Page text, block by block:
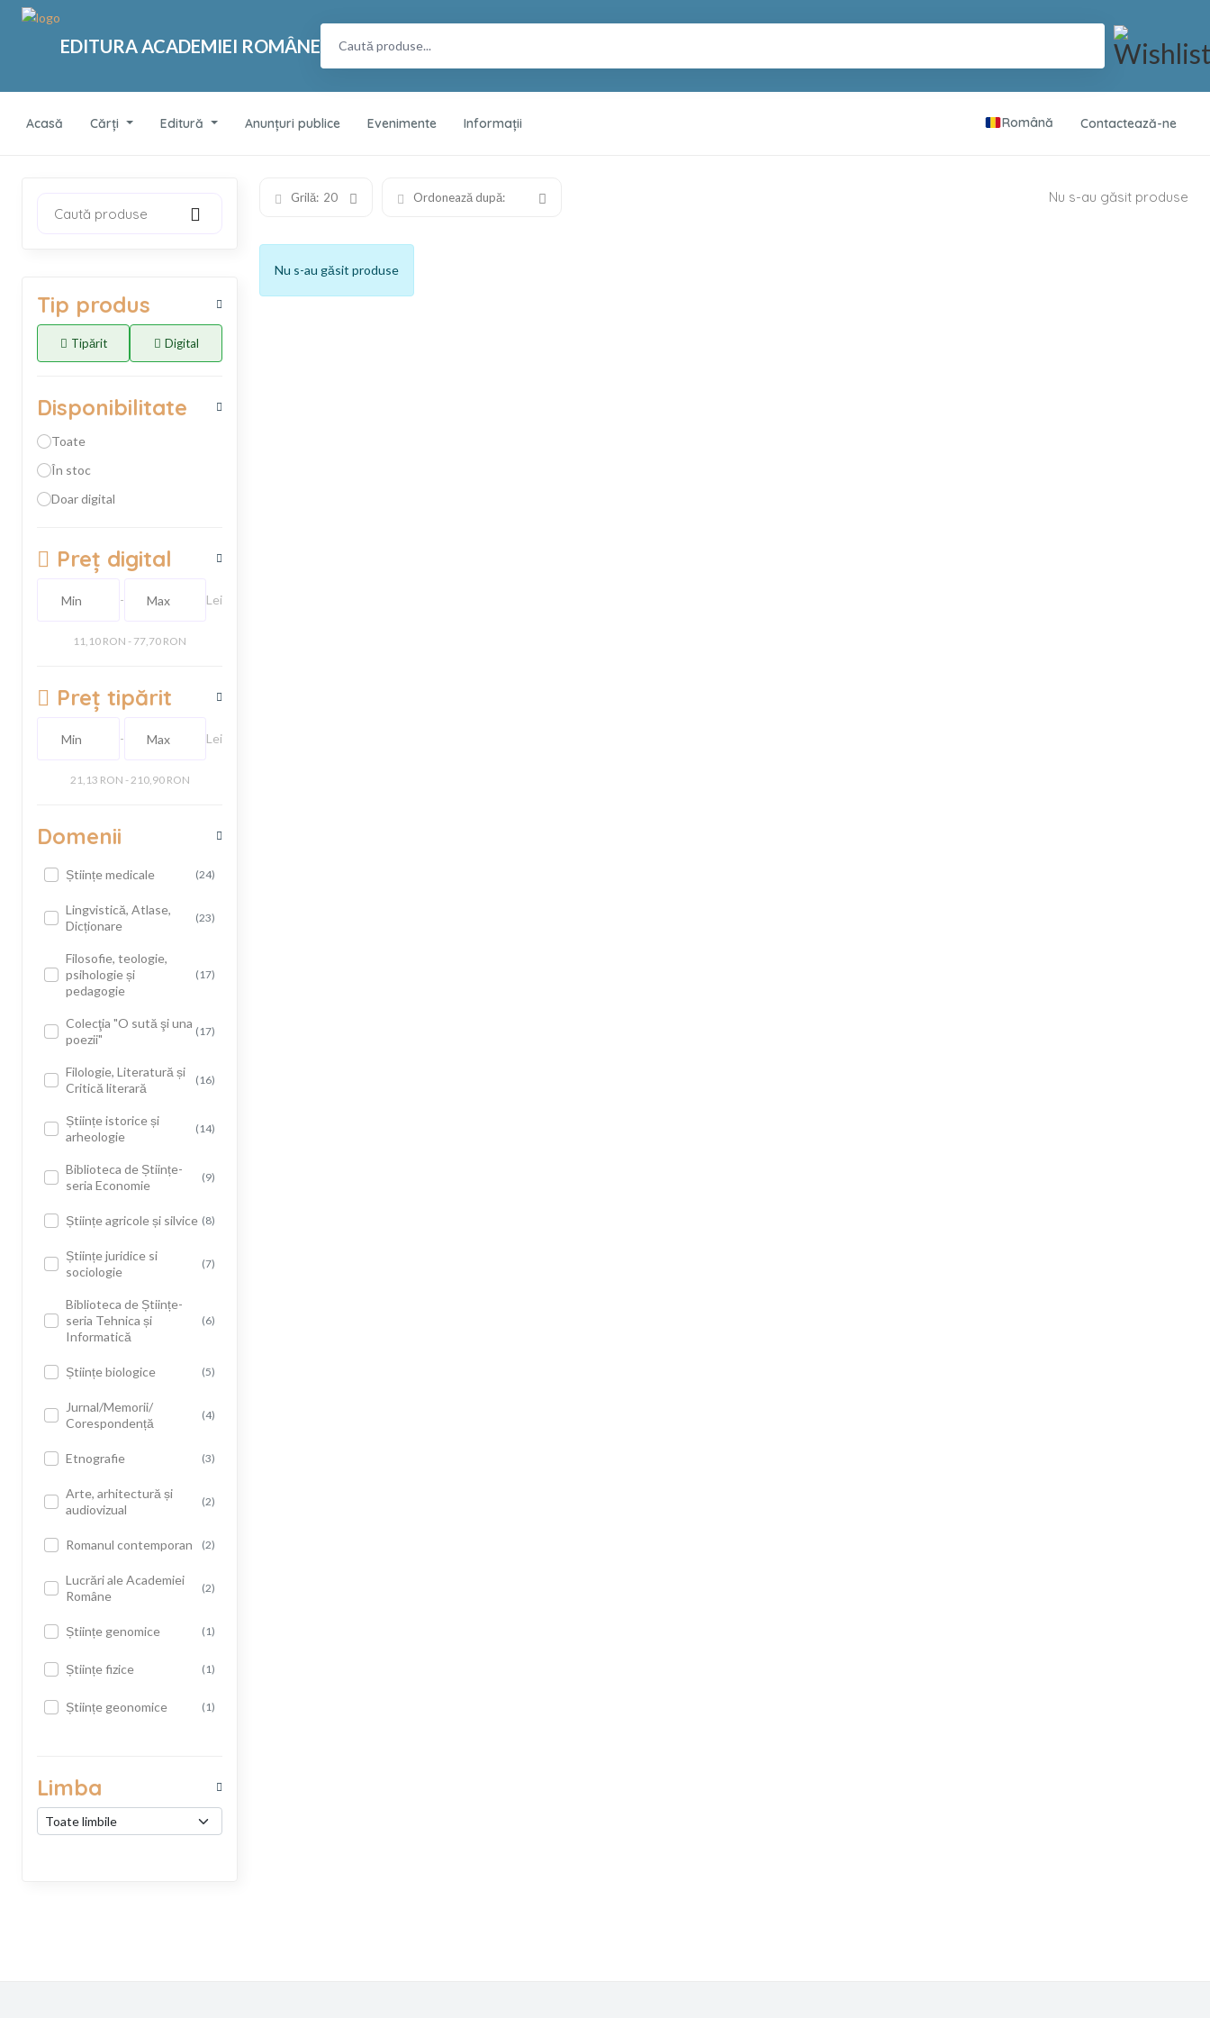
EDITURA ACADEMIEI ROMÂNE
Acasă Cărți Editură Anunțuri publice Evenimente Informații Română Contactează-ne
Tip produs
Tipărit Digital
Disponibilitate
Toate
În stoc
Doar digital
Preț digital
- Lei
11,10 RON - 77,70 RON
Preț tipărit
- Lei
21,13 RON - 210,90 RON
Domenii
Științe medicale (24)
Lingvistică, Atlase,
Dicționare
(23)
Filosofie, teologie,
psihologie și
pedagogie
(17)
Colecţia "O sută şi una
poezii"
(17)
Filologie, Literatură și
Critică literară
(16)
Științe istorice și
arheologie
(14)
Biblioteca de Științe-
seria Economie
(9)
Științe agricole și silvice (8)
Științe juridice si
sociologie
(7)
Biblioteca de Științe-
seria Tehnica și
Informatică
(6)
Științe biologice (5)
Jurnal/Memorii/
Corespondență
(4)
Etnografie (3)
Arte, arhitectură și
audiovizual
(2)
Romanul contemporan (2)
Lucrări ale Academiei
Române
(2)
Științe genomice (1)
Științe fizice (1)
Științe geonomice (1)
Limba
Grilă: 20 Ordonează după: Nu s-au găsit produse
Nu s-au găsit produse